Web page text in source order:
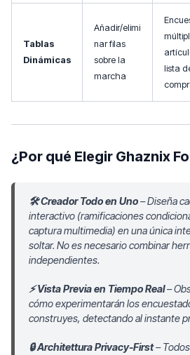
Tablas
Dinámicas
Añadir/elimi
nar filas
sobre la
marcha
lista
¿Por qué Elegir Ghaznix
🛠️ Creador Todo en Uno– Diseña
interactivo (ramificaciones
captura multimedia) en una única
soltar. No es necesario combinar
independientes.
⚡ Vista Previa en Tiempo Real–
cómo experimentarán los
construyes, detectando al instante
🔒 Architettura Privacy-First–